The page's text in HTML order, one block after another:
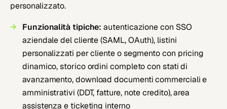
personalizzato.
Funzionalità tipiche: autenticazione con SSO
aziendale del cliente (SAML, OAuth), listini
personalizzati per cliente o segmento con pricing
dinamico, storico ordini completo con stati di
avanzamento, download documenti commerciali e
amministrativi (DDT, fatture, note credito), area
assistenza e ticketing interno